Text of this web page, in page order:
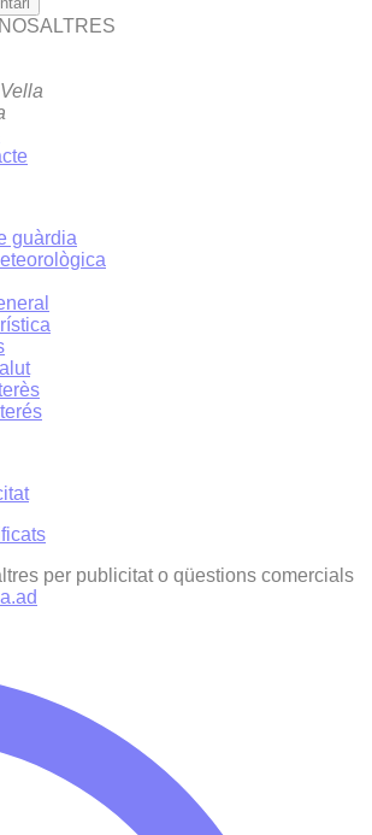
guàrdia
per publicitat o qüestions comercials